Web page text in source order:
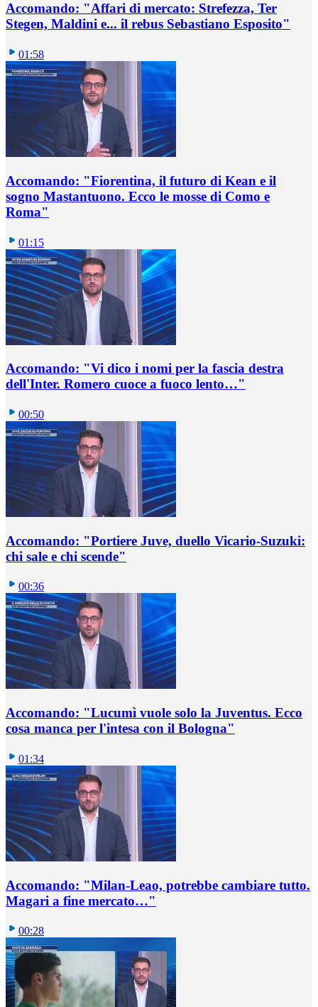
Accomando: "Affari di mercato: Strefezza, Ter
Stegen, Maldini e... il rebus Sebastiano Esposito"
01:58
Accomando: "Fiorentina, il futuro di Kean e il
sogno Mastantuono. Ecco le mosse di Como e
Roma"
01:15
Accomando: "Vi dico i nomi per la fascia destra
dell'Inter. Romero cuoce a fuoco lento…"
00:50
Accomando: "Portiere Juve, duello Vicario-Suzuki:
chi sale e chi scende"
00:36
Accomando: "Lucumì vuole solo la Juventus. Ecco
cosa manca per l'intesa con il Bologna"
01:34
Accomando: "Milan-Leao, potrebbe cambiare tutto.
Magari a fine mercato…"
00:28